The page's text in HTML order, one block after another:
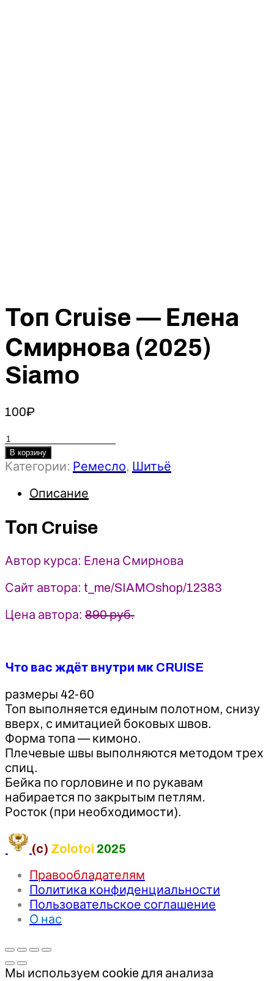
Топ Cruise — Елена
Смирнова (2025)
Siamo
100₽
Количество
товара
Топ
Смирнова
(2025)
В корзину
Категории: Ремесло, Шитьё
Описание
Топ Cruise
Автор курса: Елена Смирнова
Сайт автора: t_me/SIAMOshop/12383
Цена автора: 890 руб.
Что вас ждёт внутри мк CRUISE
размеры 42-60
Топ выполняется единым полотном, снизу
вверх, с имитацией боковых швов.
Форма топа — кимоно.
Плечевые швы выполняются методом трех
спиц.
Бейка по горловине и по рукавам
набирается по закрытым петлям.
Росток (при необходимости).
(c) Zolotoi 2025
Правообладателям
Политика конфиденциальности
Пользовательское соглашение
О нас
Мы используем cookie для анализа